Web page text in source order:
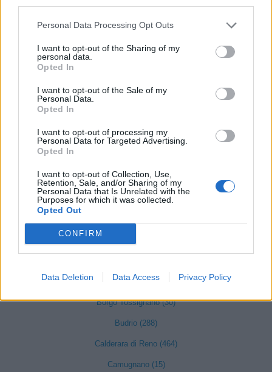
Personal Data Processing Opt Outs
I want to opt-out of the Sharing of my
personal data.
Opted In
I want to opt-out of the Sale of my
Personal Data.
Opted In
I want to opt-out of processing my
Personal Data for Targeted Advertising.
Opted In
I want to opt-out of Collection, Use,
Retention, Sale, and/or Sharing of my
Personal Data that Is Unrelated with the
Purposes for which it was collected.
Opted Out
CONFIRM
Data Deletion Data Access Privacy Policy
COLLETTIVI A
Visualizza tutti i comuni della
provincia di Bologna
Anzola dell'Emilia (320)
Argelato (455)
Bologna (8902)
Borgo Tossignano (30)
Budrio (288)
Calderara di Reno (464)
Camugnano (15)